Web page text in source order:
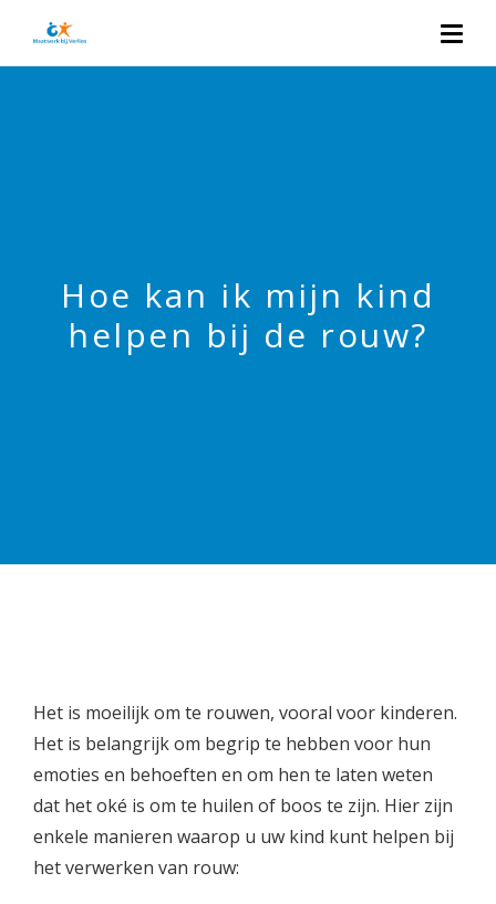
Hoe kan ik mijn kind
helpen bij de rouw?
Het is moeilijk om te rouwen, vooral voor kinderen.
Het is belangrijk om begrip te hebben voor hun
emoties en behoeften en om hen te laten weten
dat het oké is om te huilen of boos te zijn. Hier zijn
enkele manieren waarop u uw kind kunt helpen bij
het verwerken van rouw: